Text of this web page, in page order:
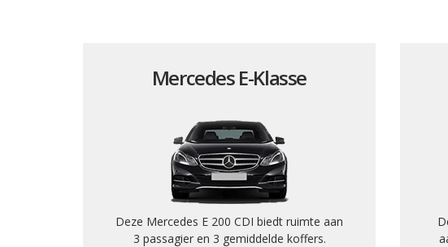
Mercedes E-Klasse
Deze Mercedes E 200 CDI biedt ruimte aan
3 passagier en 3 gemiddelde koffers.